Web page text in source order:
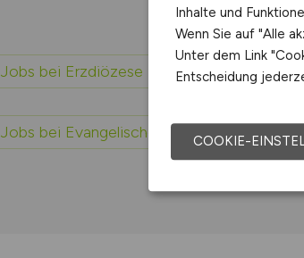
Jobs bei Erzdiözese Freiburg
Jobs bei Evangelische Landeskirche in
Inhalte und
Wenn Sie auf "Alle
Unter dem Link
Entscheidung
COOKIE-